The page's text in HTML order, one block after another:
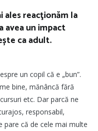
ales reacţionăm la
avea un impact
ca adult.
un copil că e „bun”.
bine, mănâncă fără
etc. Dar parcă ne
responsabil,
pare că de cele mai multe